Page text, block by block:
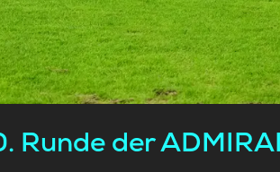
Runde der